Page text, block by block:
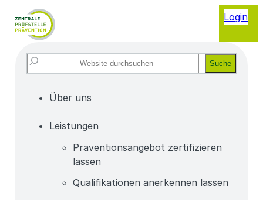
Website
durchsuchen
Suche
Über uns
Leistungen
Präventionsangebot zertifizieren
lassen
Qualifikationen anerkennen lassen
Login